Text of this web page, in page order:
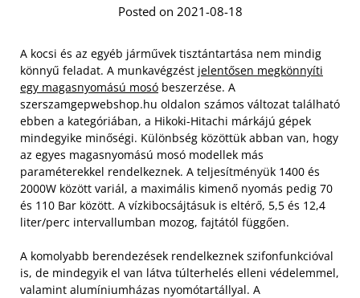
Posted on 2021-08-18
A kocsi és az egyéb járművek tisztántartása nem mindig
könnyű feladat. A munkavégzést jelentősen megkönnyíti
egy magasnyomású mosó beszerzése. A
szerszamgepwebshop.hu oldalon számos változat található
ebben a kategóriában, a Hikoki-Hitachi márkájú gépek
mindegyike minőségi. Különbség közöttük abban van, hogy
az egyes magasnyomású mosó modellek más
paraméterekkel rendelkeznek. A teljesítményük 1400 és
2000W között variál, a maximális kimenő nyomás pedig 70
és 110 Bar között. A vízkibocsájtásuk is eltérő, 5,5 és 12,4
liter/perc intervallumban mozog, fajtától függően.
A komolyabb berendezések rendelkeznek szifonfunkcióval
is, de mindegyik el van látva túlterhelés elleni védelemmel,
valamint alumíniumházas nyomótartállyal. A